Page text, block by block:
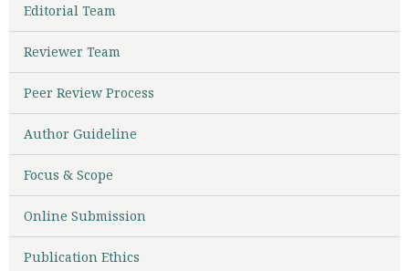
Editorial Team
Reviewer Team
Peer Review Process
Author Guideline
Focus & Scope
Online Submission
Publication Ethics